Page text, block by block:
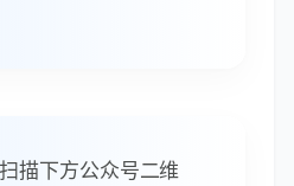
描下方公众号二维